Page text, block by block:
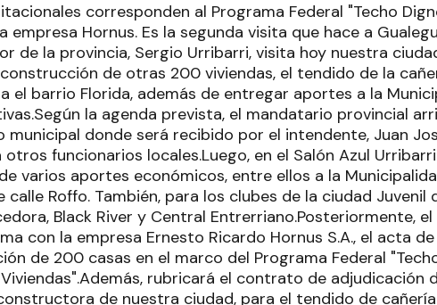
corresponden al Programa Federal "Techo
Hornus. Es la segunda visita que hace a
de la provincia, Sergio Urribarri, visita hoy nuestra
de otras 200 viviendas, el tendido de la
el barrio Florida, además de entregar aportes a la
la agenda prevista, el mandatario provincial
municipal donde será recibido por el intendente, Juan
funcionarios locales.Luego, en el Salón Azul
varios aportes económicos, entre ellos a la
Roffo. También, para los clubes de la ciudad Juvenil
Black River y Central Entrerriano.Posteriormente,
con la empresa Ernesto Ricardo Hornus S.A., el acta
de 200 casas en el marco del Programa Federal
rubricará el contrato de adjudicación
de nuestra ciudad, para el tendido de